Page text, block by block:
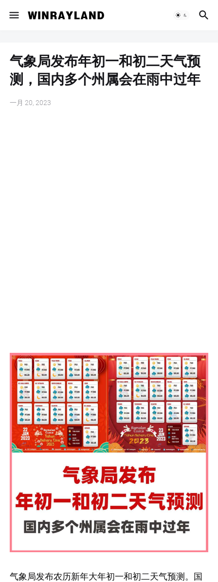
气象局发布年初一和初二天气预
测，国内多个州属会在雨中过年
一月 20, 2023
气象局发布农历新年大年初一和初二天气预测。国